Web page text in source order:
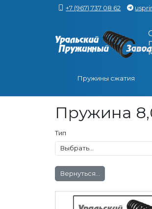
+7 (967) 737 08 62
Пружины сжатия
Пружина
Тип
Вернуться...